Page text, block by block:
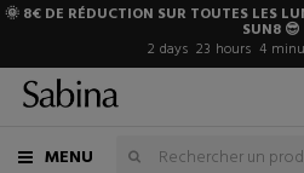
🌞 8€ DE RÉDUCTION SUR TOUTES LES
SUN8 😎
2 days 23 hours 4
MENU